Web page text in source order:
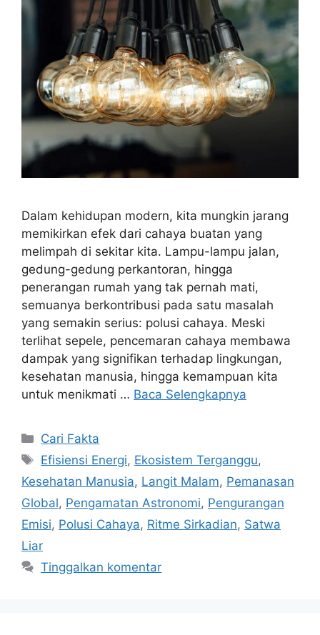
Dalam kehidupan modern, kita mungkin jarang
memikirkan efek dari cahaya buatan yang
melimpah di sekitar kita. Lampu-lampu jalan,
gedung-gedung perkantoran, hingga
penerangan rumah yang tak pernah mati,
semuanya berkontribusi pada satu masalah
yang semakin serius: polusi cahaya. Meski
terlihat sepele, pencemaran cahaya membawa
dampak yang signifikan terhadap lingkungan,
kesehatan manusia, hingga kemampuan kita
untuk menikmati … Baca Selengkapnya
Kategori
Cari Fakta
Tag
Efisiensi Energi, Ekosistem Terganggu,
Kesehatan Manusia, Langit Malam, Pemanasan
Global, Pengamatan Astronomi, Pengurangan
Emisi, Polusi Cahaya, Ritme Sirkadian, Satwa
Liar
Tinggalkan komentar